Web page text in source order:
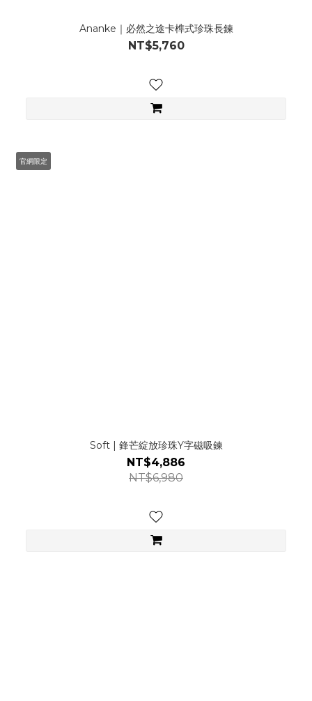
Ananke｜必然之途卡榫式珍珠長鍊
NT$5,760
官網限定
Soft | 鋒芒綻放珍珠Y字磁吸鍊
NT$4,886
NT$6,980